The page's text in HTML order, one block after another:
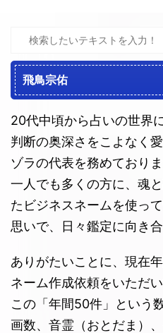
飛鳥宗佑
20代中頃から占いの世界
判断の奥深さをこよなく
ゾラの代表を務めておりま
一人でも多くの方に、魂
たビジネスネームを使っ
思いで、日々鑑定に向き合
ありがたいことに、現在
ネーム作成依頼をいただい
この「年間50件」という
画数、音霊（おとだま）